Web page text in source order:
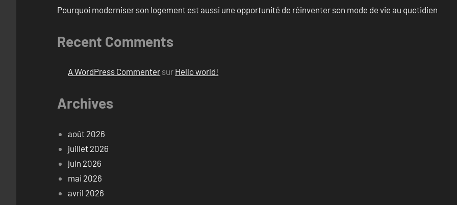
Pourquoi moderniser son logement est aussi une opportunité de réinventer son mode de vie au quotidien
Recent Comments
A WordPress Commenter sur Hello world!
Archives
août 2026
juillet 2026
juin 2026
mai 2026
avril 2026